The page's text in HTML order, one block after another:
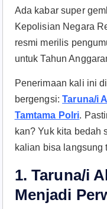
Ada kabar super
Kepolisian Negara
resmi merilis
untuk Tahun
Penerimaan kali ini
bergengsi:Taruna/i
Tamtama Polri.
kan? Yuk kita bedah
kalian bisa langsung
1. Taruna/i
Menjadi